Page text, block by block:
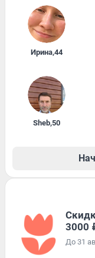
Ирина,44
Sheb,50
3000
До 31